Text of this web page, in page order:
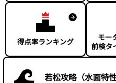
得点率ランキング
モー
前検タ
若松攻略（水面特